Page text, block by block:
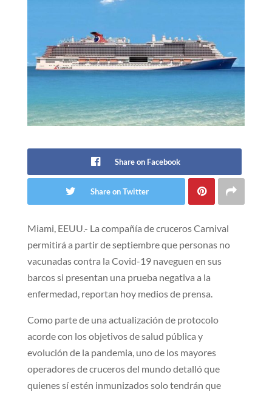
Share on Facebook
Share on Twitter
Miami, EEUU.- La compañía de cruceros Carnival
permitirá a partir de septiembre que personas no
vacunadas contra la Covid-19 naveguen en sus
barcos si presentan una prueba negativa a la
enfermedad, reportan hoy medios de prensa.
Como parte de una actualización de protocolo
acorde con los objetivos de salud pública y
evolución de la pandemia, uno de los mayores
operadores de cruceros del mundo detalló que
quienes sí estén inmunizados solo tendrán que